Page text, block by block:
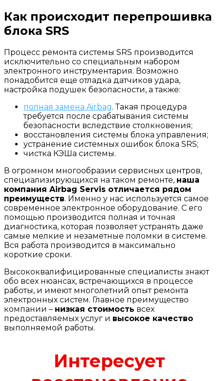
Как происходит перепрошивка
блока SRS
Процесс ремонта системы SRS производится
исключительно со специальным набором
электронного инструментария. Возможно
понадобится еще отладка датчиков удара,
настройка подушек безопасности, а также:
полная замена Airbag. Такая процедура
требуется после срабатывания системы
безопасности вследствие столкновения;
восстановления системы блока управления;
устранение системных ошибок блока SRS;
чистка КЭШа системы.
В огромном многообразии сервисных центров,
специализирующихся на таком ремонте, наша
компания Airbag Servis отличается рядом
преимуществ. Именно у нас используется самое
современное электронное оборудование. С его
помощью производится полная и точная
диагностика, которая позволяет устранять даже
самые мелкие и незаметные поломки в системе.
Вся работа производится в максимально
короткие сроки.
Высококвалифицированные специалисты знают
обо всех нюансах, встречающихся в процессе
работы, и имеют многолетний опыт ремонта
электронных систем. Главное преимущество
компании – низкая стоимость всех
предоставляемых услуг и высокое качество
выполняемой работы.
Интересует